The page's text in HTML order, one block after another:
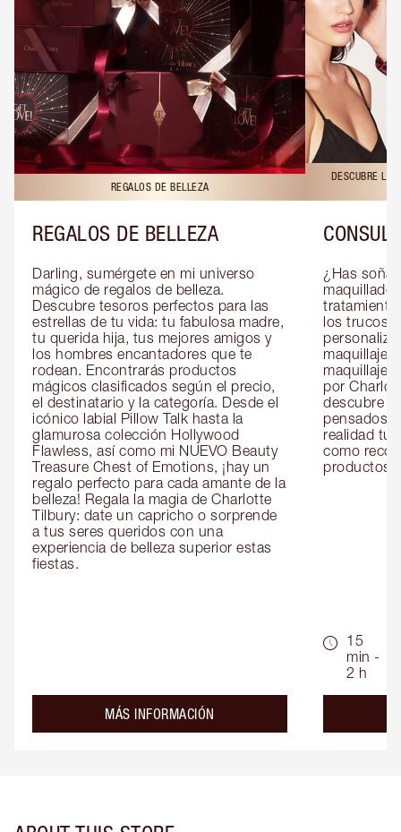
REGALOS DE BELLEZA
REGALOS DE BELLEZA
Darling, sumérgete en mi universo
mágico de regalos de belleza.
Descubre tesoros perfectos para las
estrellas de tu vida: tu fabulosa madre,
tu querida hija, tus mejores amigos y
los hombres encantadores que te
rodean. Encontrarás productos
mágicos clasificados según el precio,
el destinatario y la categoría. Desde el
icónico labial Pillow Talk hasta la
glamurosa colección Hollywood
Flawless, así como mi NUEVO Beauty
Treasure Chest of Emotions, ¡hay un
regalo perfecto para cada amante de la
belleza! Regala la magia de Charlotte
Tilbury: date un capricho o sorprende
a tus seres queridos con una
experiencia de belleza superior estas
fiestas.
MÁS INFORMACIÓN
DESCUBRE
¿Has
los
maquillaje
maquillaje
por
descubre
pensados
realidad
como
productos
15
min -
2 h